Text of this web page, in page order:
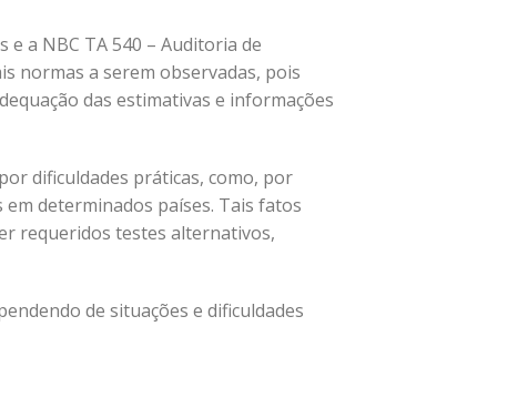
e a NBC TA 540 – Auditoria de
normas a serem observadas, pois
das estimativas e informações
dificuldades práticas, como, por
determinados países. Tais fatos
requeridos testes alternativos,
de situações e dificuldades